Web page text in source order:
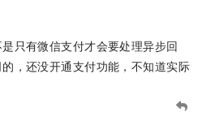
只有微信支付才会要处理异步回
，还没开通支付功能，不知道实际